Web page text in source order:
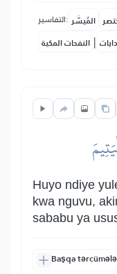
التفاسير: المُيسَّر
النفحات المكية |
Huyo ndiye
kwa nguvu,
sababu ya
Başqa